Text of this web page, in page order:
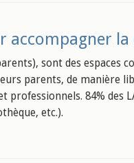
accompagner la
sont des espaces
parents, de manière
84% des
etc.).